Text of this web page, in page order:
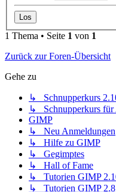
1 Thema • Seite 1 von 1
Zurück zur Foren-Übersicht
Gehe zu
↳ Schnupperkurs
↳ Schnupperkurs für
GIMP
↳ Neu Anmeldungen
↳ Hilfe zu GIMP
↳ Gegimptes
↳ Hall of Fame
↳ Tutorien GIMP
↳ Tutorien GIMP 2.8